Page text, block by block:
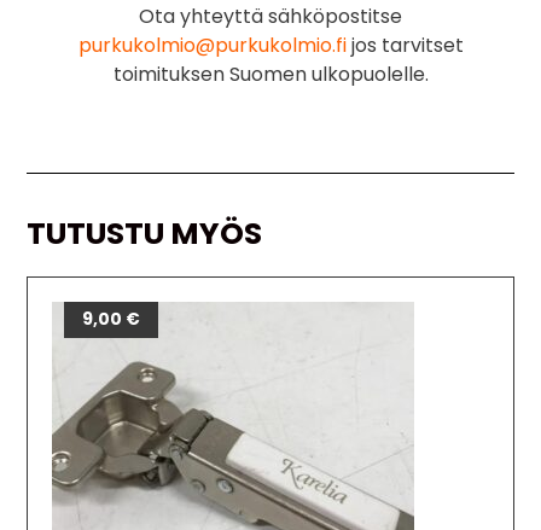
Ota yhteyttä sähköpostitse
purkukolmio@purkukolmio.fijos tarvitset
toimituksen Suomen ulkopuolelle.
TUTUSTU MYÖS
9,00 €